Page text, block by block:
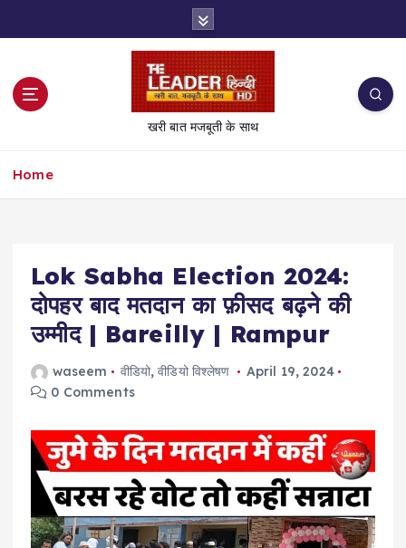
t
खरी बात मजबूती के साथ
Home
Lok Sabha Election 2024:
दोपहर बाद मतदान का फ़ीसद बढ़ने की
उम्मीद | Bareilly | Rampur
waseem वीडियो,वीडियो विश्लेषण
April 19, 2024
0 Comments